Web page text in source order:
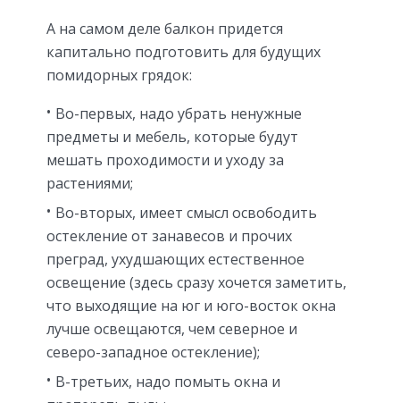
А на самом деле балкон придется
капитально подготовить для будущих
помидорных грядок:
Во-первых, надо убрать ненужные
предметы и мебель, которые будут
мешать проходимости и уходу за
растениями;
Во-вторых, имеет смысл освободить
остекление от занавесов и прочих
преград, ухудшающих естественное
освещение (здесь сразу хочется заметить,
что выходящие на юг и юго-восток окна
лучше освещаются, чем северное и
северо-западное остекление);
В-третьих, надо помыть окна и